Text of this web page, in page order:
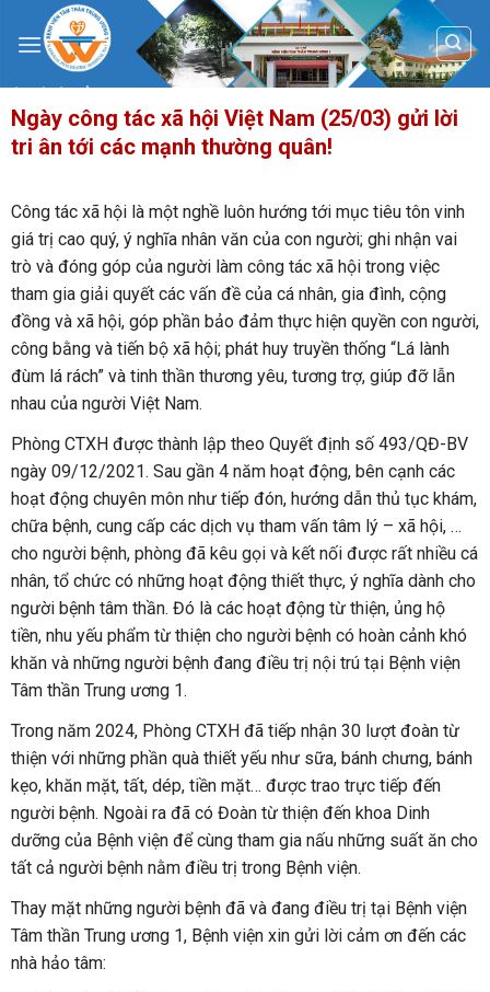
content
Ngày công tác xã hội Việt Nam (25/03) gửi lời
tri ân tới các mạnh thường quân!
Công tác xã hội là một nghề luôn hướng tới mục tiêu tôn vinh
giá trị cao quý, ý nghĩa nhân văn của con người; ghi nhận vai
trò và đóng góp của người làm công tác xã hội trong việc
tham gia giải quyết các vấn đề của cá nhân, gia đình, cộng
đồng và xã hội, góp phần bảo đảm thực hiện quyền con người,
công bằng và tiến bộ xã hội; phát huy truyền thống “Lá lành
đùm lá rách” và tinh thần thương yêu, tương trợ, giúp đỡ lẫn
nhau của người Việt Nam.
Phòng CTXH được thành lập theo Quyết định số 493/QĐ-BV
ngày 09/12/2021. Sau gần 4 năm hoạt động, bên cạnh các
hoạt động chuyên môn như tiếp đón, hướng dẫn thủ tục khám,
chữa bệnh, cung cấp các dịch vụ tham vấn tâm lý – xã hội, …
cho người bệnh, phòng đã kêu gọi và kết nối được rất nhiều cá
nhân, tổ chức có những hoạt động thiết thực, ý nghĩa dành cho
người bệnh tâm thần. Đó là các hoạt động từ thiện, ủng hộ
tiền, nhu yếu phẩm từ thiện cho người bệnh có hoàn cảnh khó
khăn và những người bệnh đang điều trị nội trú tại Bệnh viện
Tâm thần Trung ương 1.
Trong năm 2024, Phòng CTXH đã tiếp nhận 30 lượt đoàn từ
thiện với những phần quà thiết yếu như sữa, bánh chưng, bánh
kẹo, khăn mặt, tất, dép, tiền mặt… được trao trực tiếp đến
người bệnh. Ngoài ra đã có Đoàn từ thiện đến khoa Dinh
dưỡng của Bệnh viện để cùng tham gia nấu những suất ăn cho
tất cả người bệnh nằm điều trị trong Bệnh viện.
Thay mặt những người bệnh đã và đang điều trị tại Bệnh viện
Tâm thần Trung ương 1, Bệnh viện xin gửi lời cảm ơn đến các
nhà hảo tâm: